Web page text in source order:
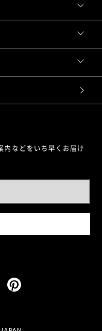
内などをいち早くお届け